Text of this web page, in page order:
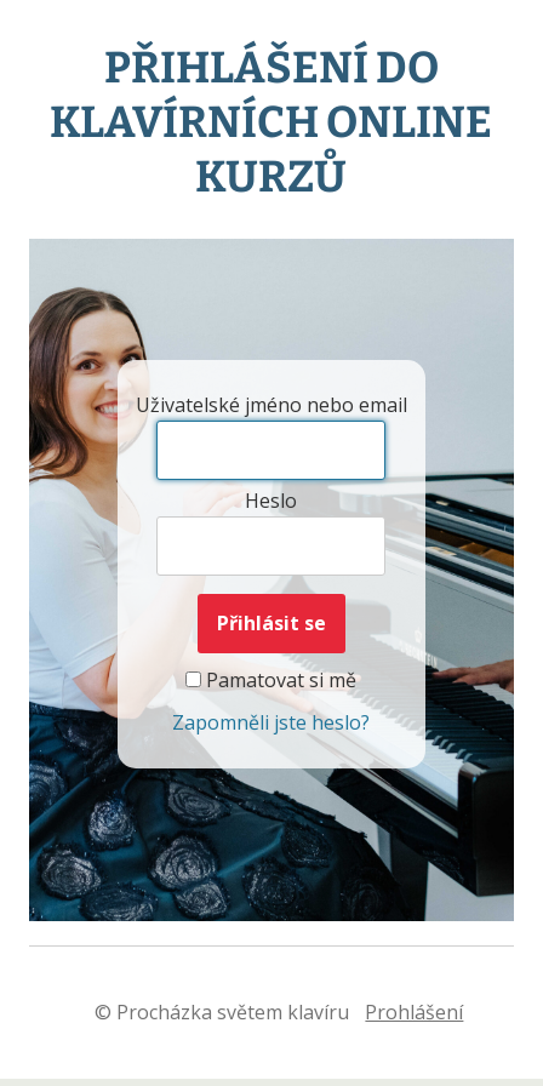
PŘIHLÁŠENÍ DO
KLAVÍRNÍCH ONLINE
KURZŮ
Uživatelské jméno nebo email
Heslo
Pamatovat si mě
Zapomněli jste heslo?
© Procházka světem klavíru Prohlášení